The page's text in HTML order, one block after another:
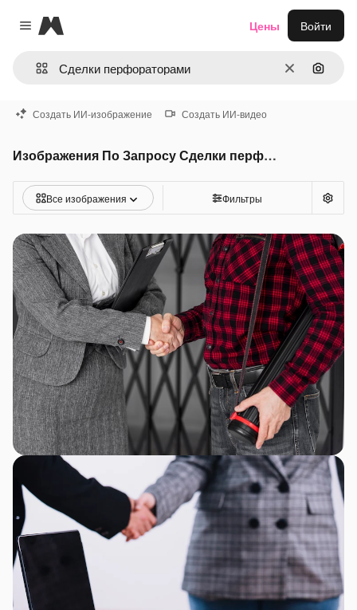
Close menu
Magnific
ОчиститьПоиск
Цены Войти
Создать ИИ-изображение Создать ИИ-видео
Изображения По Запросу Сделки перфораторами
Все изображения Фильтры